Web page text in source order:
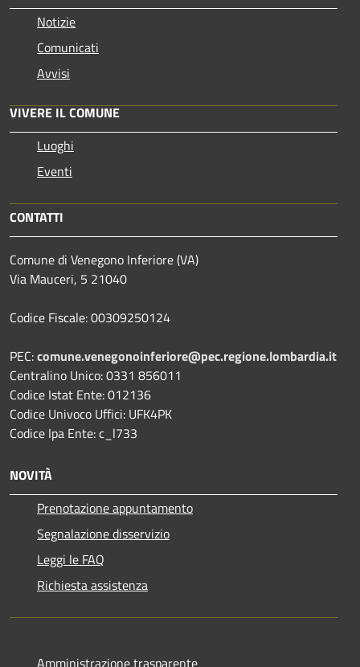
Notizie
Comunicati
Avvisi
VIVERE IL COMUNE
Luoghi
Eventi
CONTATTI
Comune di Venegono Inferiore (VA)
Via Mauceri, 5 21040
Codice Fiscale: 00309250124
PEC:comune.venegonoinferiore@pec.regione.lombardia.it
Centralino Unico: 0331 856011
Codice Istat Ente: 012136
Codice Univoco Uffici: UFK4PK
Codice Ipa Ente: c_l733
NOVITÀ
Prenotazione appuntamento
Segnalazione disservizio
Leggi le FAQ
Richiesta assistenza